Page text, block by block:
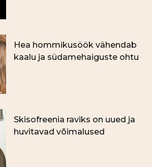
Hea hommikusöök vähendab
kaalu ja südamehaiguste ohtu
Skisofreenia raviks on uued ja
huvitavad võimalused